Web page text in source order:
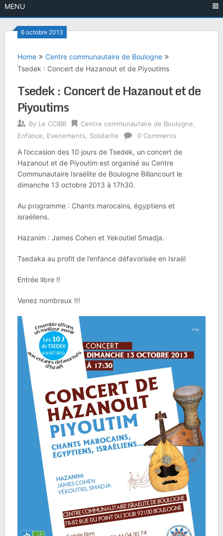
MENU
6 octobre 2013
Home
Centre communautaire de Boulogne
Tsedek : Concert de Hazanout et de Piyoutims
Tsedek : Concert de Hazanout et de
Piyoutims
By Le CCIBB Centre communautaire de Boulogne
Enfance
Evenements Solidarite 0 Comments
A l’occasion des 10 jours de Tsedek, un concert de
Hazanout et de Piyoutim est organisé au Centre
Communautaire Israélite de Boulogne Billancourt le
dimanche 13 octobre 2013 à 17h30.
Au programme : Chants marocains, égyptiens et
israéliens.
Hazanim : James Cohen et Yekoutiel Smadja.
Tsedaka au profit de l’enfance défavorisée en Israël
Entrée libre !!
Venez nombreux !!!